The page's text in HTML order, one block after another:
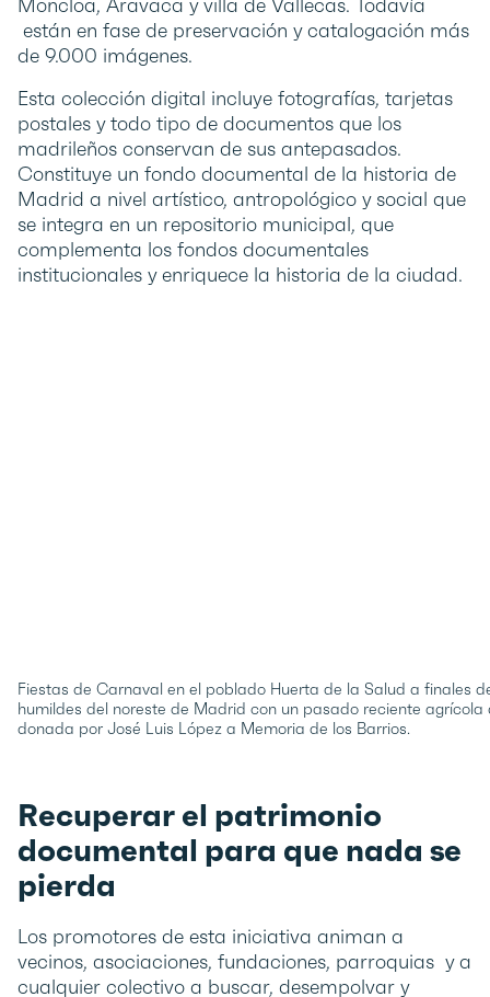
están en fase de preservación y catalogación más
de 9.000 imágenes.
Esta colección digital incluye fotografías, tarjetas
postales y todo tipo de documentos que los
madrileños conservan de sus antepasados.
Constituye un fondo documental de la historia de
Madrid a nivel artístico, antropológico y social que
se integra en un repositorio municipal, que
complementa los fondos documentales
institucionales y enriquece la historia de la ciudad.
Fiestas de Carnaval en el poblado Huerta de la Salud a finales
humildes del noreste de Madrid con un pasado reciente
donada por José Luis López a Memoria de los Barrios.
Recuperar el patrimonio
documental para que nada se
pierda
Los promotores de esta iniciativa animan a
vecinos, asociaciones, fundaciones, parroquias y a
cualquier colectivo a buscar, desempolvar y